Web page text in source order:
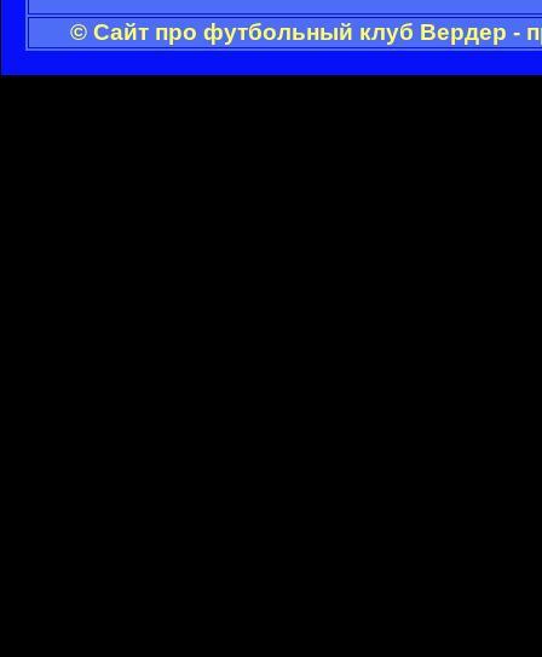
© Сайт про футбольный клуб Вердер -